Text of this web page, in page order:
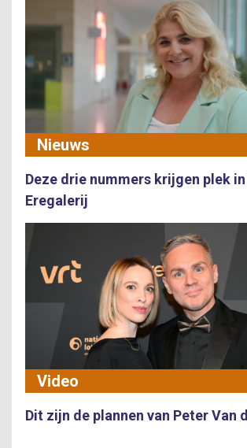
Nieuws
Deze drie nummers krijgen plek
Eregalerij
Video
Dit zijn de plannen van Peter Van